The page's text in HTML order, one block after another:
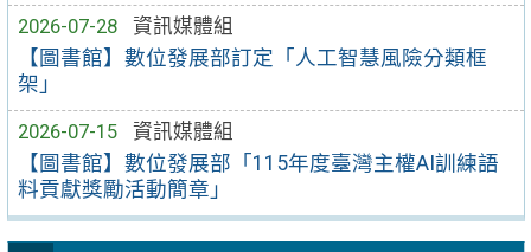
2026-07-28
資訊媒體組
【圖書館】數位發展部訂定「人工智慧風險分類框
架」
2026-07-15
資訊媒體組
【圖書館】數位發展部「115年度臺灣主權AI訓練語
料貢獻獎勵活動簡章」